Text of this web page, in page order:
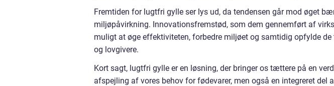
Fremtiden for lugtfri gylle ser lys ud, da tendensen går mod øget
miljøpåvirkning. Innovationsfremstød, som dem gennemført af
muligt at øge effektiviteten, forbedre miljøet og samtidig opfylde
og lovgivere.
Kort sagt, lugtfri gylle er en løsning, der bringer os tættere på en
afspejling af vores behov for fødevarer, men også en integreret del